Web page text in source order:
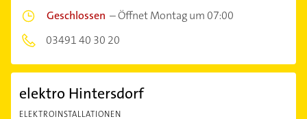
Geschlossen –Öffnet Montag um 07:00
03491 40 30 20
elektro Hintersdorf
ELEKTROINSTALLATIONEN